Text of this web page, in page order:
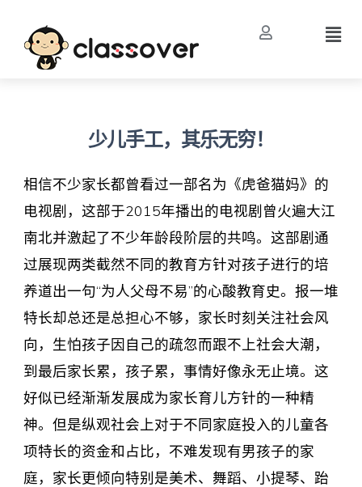
少儿手工，其乐无穷！
相信不少家长都曾看过一部名为《虎爸猫妈》的
电视剧，这部于2015年播出的电视剧曾火遍大江
南北并激起了不少年龄段阶层的共鸣。这部剧通
过展现两类截然不同的教育方针对孩子进行的培
养道出一句“为人父母不易”的心酸教育史。报一堆
特长却总还是总担心不够，家长时刻关注社会风
向，生怕孩子因自己的疏忽而跟不上社会大潮，
到最后家长累，孩子累，事情好像永无止境。这
好似已经渐渐发展成为家长育儿方针的一种精
神。但是纵观社会上对于不同家庭投入的儿童各
项特长的资金和占比，不难发现有男孩子的家
庭，家长更倾向特别是美术、舞蹈、小提琴、跆